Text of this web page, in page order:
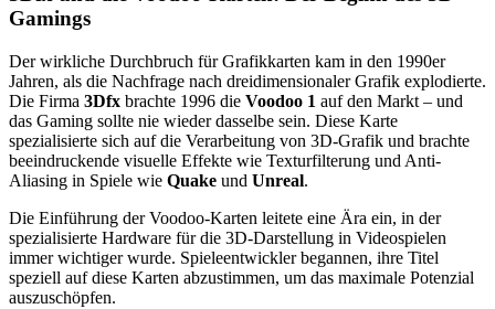
Gamings
Der wirkliche Durchbruch für Grafikkarten kam in den 1990er
Jahren, als die Nachfrage nach dreidimensionaler Grafik explodierte.
Die Firma 3Dfx brachte 1996 die Voodoo 1 auf den Markt – und
das Gaming sollte nie wieder dasselbe sein. Diese Karte
spezialisierte sich auf die Verarbeitung von 3D-Grafik und brachte
beeindruckende visuelle Effekte wie Texturfilterung und Anti-
Aliasing in Spiele wie Quake und Unreal.
Die Einführung der Voodoo-Karten leitete eine Ära ein, in der
spezialisierte Hardware für die 3D-Darstellung in Videospielen
immer wichtiger wurde. Spieleentwickler begannen, ihre Titel
speziell auf diese Karten abzustimmen, um das maximale Potenzial
auszuschöpfen.